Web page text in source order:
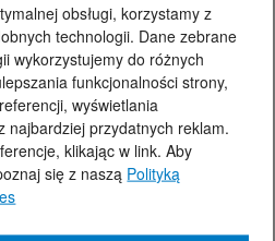
obsługi, korzystamy z
technologii. Dane zebrane
wykorzystujemy do różnych
funkcjonalności strony,
wyświetlania
najbardziej przydatnych reklam.
klikając w link. Aby
się z naszą Polityką